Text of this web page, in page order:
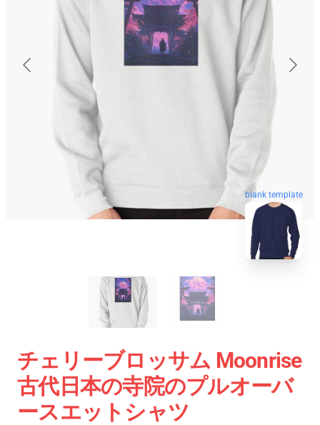
blank template
チェリーブロッサム Moonrise
古代日本の寺院のプルオーバ
ースエットシャツ